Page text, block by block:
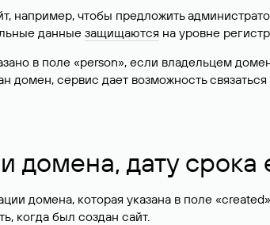
например, чтобы предложить
данные защищаются на уровне
в поле «person», если владельцем
домен, сервис дает возможность
домена, дату срока
домена, которая указана в поле
когда был создан сайт.